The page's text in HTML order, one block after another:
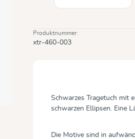
Produktnummer:
xtr-460-003
Schwarzes Tragetuch mit
schwarzen Ellipsen. Eine
Die Motive sind in